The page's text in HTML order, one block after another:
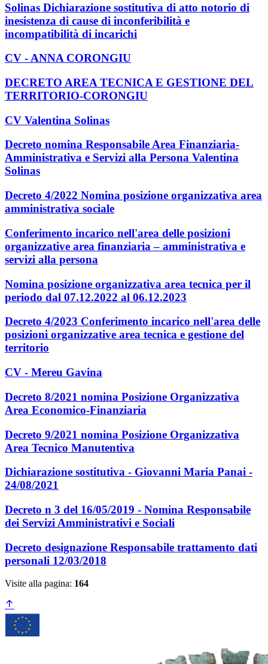
Solinas Dichiarazione sostitutiva di atto notorio di
inesistenza di cause di inconferibilità e
incompatibilità di incarichi
CV - ANNA CORONGIU
DECRETO AREA TECNICA E GESTIONE DEL
TERRITORIO-CORONGIU
CV Valentina Solinas
Decreto nomina Responsabile Area Finanziaria-
Amministrativa e Servizi alla Persona Valentina
Solinas
Decreto 4/2022 Nomina posizione organizzativa area
amministrativa sociale
Conferimento incarico nell'area delle posizioni
organizzative area finanziaria – amministrativa e
servizi alla persona
Nomina posizione organizzativa area tecnica per il
periodo dal 07.12.2022 al 06.12.2023
Decreto 4/2023 Conferimento incarico nell'area delle
posizioni organizzative area tecnica e gestione del
territorio
CV - Mereu Gavina
Decreto 8/2021 nomina Posizione Organizzativa
Area Economico-Finanziaria
Decreto 9/2021 nomina Posizione Organizzativa
Area Tecnico Manutentiva
Dichiarazione sostitutiva - Giovanni Maria Panai -
24/08/2021
Decreto n 3 del 16/05/2019 - Nomina Responsabile
dei Servizi Amministrativi e Sociali
Decreto designazione Responsabile trattamento dati
personali 12/03/2018
Visite alla pagina: 164